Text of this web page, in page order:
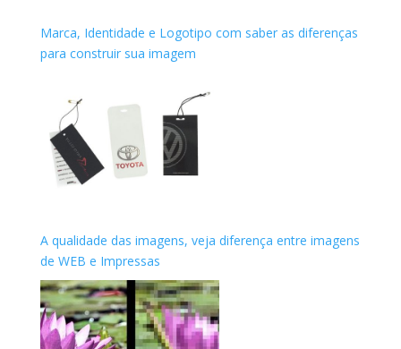
Marca, Identidade e Logotipo com saber as diferenças
para construir sua imagem
A qualidade das imagens, veja diferença entre imagens
de WEB e Impressas